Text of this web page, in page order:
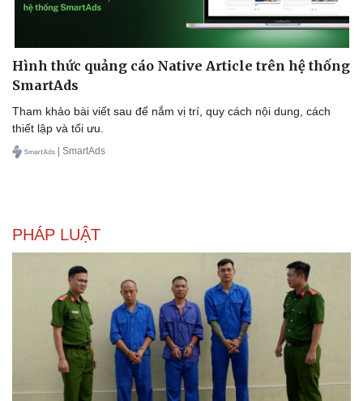
Hình thức quảng cáo Native Article trên hệ thống
SmartAds
Tham khảo bài viết sau để nắm vị trí, quy cách nội dung, cách
thiết lập và tối ưu.
| SmartAds
PHÁP LUẬT